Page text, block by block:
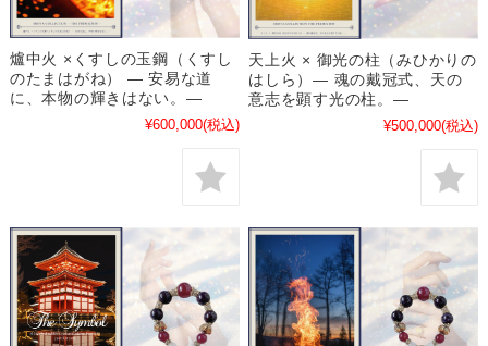
爐中火 ×くすしの玉鋼（くすし
のたまはがね） ― 安易な道
に、本物の輝きはない。―
¥600,000(税込)
天上火 × 御光の柱（みひかりの
はしら）― 魂の戴冠式、天の
意志を顕す光の柱。―
¥500,000(税込)